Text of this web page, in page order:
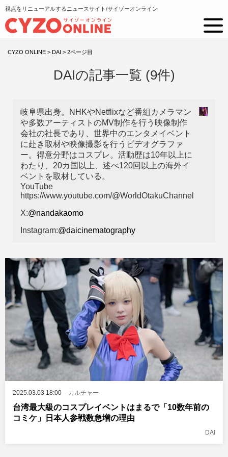
視点をリニューアルするニュースサイト/サイゾーオンライン
CYZO ONLINE > DAI > 2ページ目
DAIの記事一覧 (9件)
岐阜県出身。NHKやNetflixなど番組カメラマン
や多数アーティストのMV制作を行う映像制作
会社の社長であり、世界中のエンタメイベント
に赴き取材や映像撮影を行うビデオグラファ
ー。得意分野はコスプレ。活動歴は10年以上に
わたり、20カ国以上、述べ120回以上の海外イ
ベントを取材している。
YouTube
https://www.youtube.com/@WorldOtakuChannel
X:@nandakaomo
Instagram:@daicinematography
2025.03.03 18:00 カルチャー
台湾最大級のコスプレイベントはまるで「10数年前の
コミケ」日本人参戦数急増の理由
DAI